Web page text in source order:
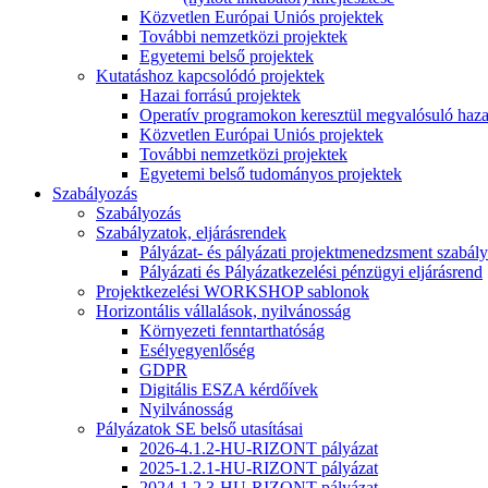
Közvetlen Európai Uniós projektek
További nemzetközi projektek
Egyetemi belső projektek
Kutatáshoz kapcsolódó projektek
Hazai forrású projektek
Operatív programokon keresztül megvalósuló
Közvetlen Európai Uniós projektek
További nemzetközi projektek
Egyetemi belső tudományos projektek
Szabályozás
Szabályozás
Szabályzatok, eljárásrendek
Pályázat- és pályázati projektmenedzsment
Pályázati és Pályázatkezelési pénzügyi eljárásrend
Projektkezelési WORKSHOP sablonok
Horizontális vállalások, nyilvánosság
Környezeti fenntarthatóság
Esélyegyenlőség
GDPR
Digitális ESZA kérdőívek
Nyilvánosság
Pályázatok SE belső utasításai
2026-4.1.2-HU-RIZONT pályázat
2025-1.2.1-HU-RIZONT pályázat